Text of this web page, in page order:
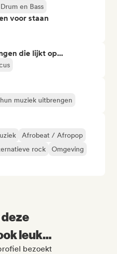
Drum en Bass
voor staan
die lijkt op...
muziek uitbrengen
Afrobeat / Afropop
rock
Omgeving
leuk...
bezoekt